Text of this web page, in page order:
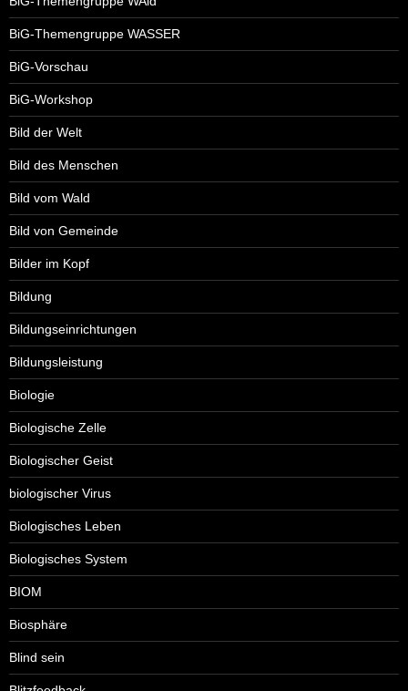
BiG-Themengruppe WASSER
BiG-Vorschau
BiG-Workshop
Bild der Welt
Bild des Menschen
Bild vom Wald
Bild von Gemeinde
Bilder im Kopf
Bildung
Bildungseinrichtungen
Bildungsleistung
Biologie
Biologische Zelle
Biologischer Geist
biologischer Virus
Biologisches Leben
Biologisches System
BIOM
Biosphäre
Blind sein